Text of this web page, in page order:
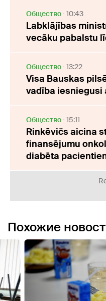
Oбщество 10:43
Labklājības
vecāku pabalstu
Oбщество 13:22
Visa Bauskas
vadība iesniegusi
Oбщество 15:11
Rinkēvičs aicina
finansējumu
diabēta
Похожие